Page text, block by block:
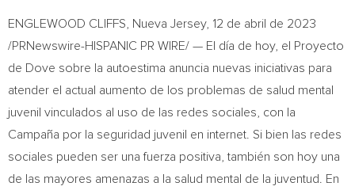
ENGLEWOOD CLIFFS, Nueva Jersey, 12 de abril de 2023
/PRNewswire-HISPANIC PR WIRE/ — El día de hoy, el Proyecto
de Dove sobre la autoestima anuncia nuevas iniciativas para
atender el actual aumento de los problemas de salud mental
juvenil vinculados al uso de las redes sociales, con la
Campaña por la seguridad juvenil en internet. Si bien las redes
sociales pueden ser una fuerza positiva, también son hoy una
de las mayores amenazas a la salud mental de la juventud. En